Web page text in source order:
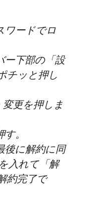
ワードでロ
ー下部の「設
チッと押し
更を押しま
。
後に解約に同
入れて「解
約完了で